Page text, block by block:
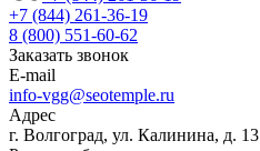
+7 (844) 261-36-19
8 (800) 551-60-62
Заказать звонок
E-mail
info-vgg@seotemple.ru
Адрес
г. Волгоград, ул. Калинина, д. 13